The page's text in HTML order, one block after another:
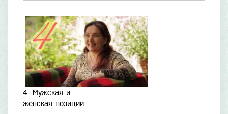
4. Мужская и
женская позиции